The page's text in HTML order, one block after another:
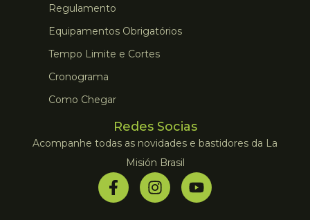
Regulamento
Equipamentos Obrigatórios
Tempo Limite e Cortes
Cronograma
Como Chegar
Redes Socias
Acompanhe todas as novidades e bastidores da La
Misión Brasil